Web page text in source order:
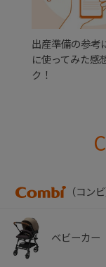
出産準備の参考
に使ってみた感
ク！
（コンビ
ベビーカー